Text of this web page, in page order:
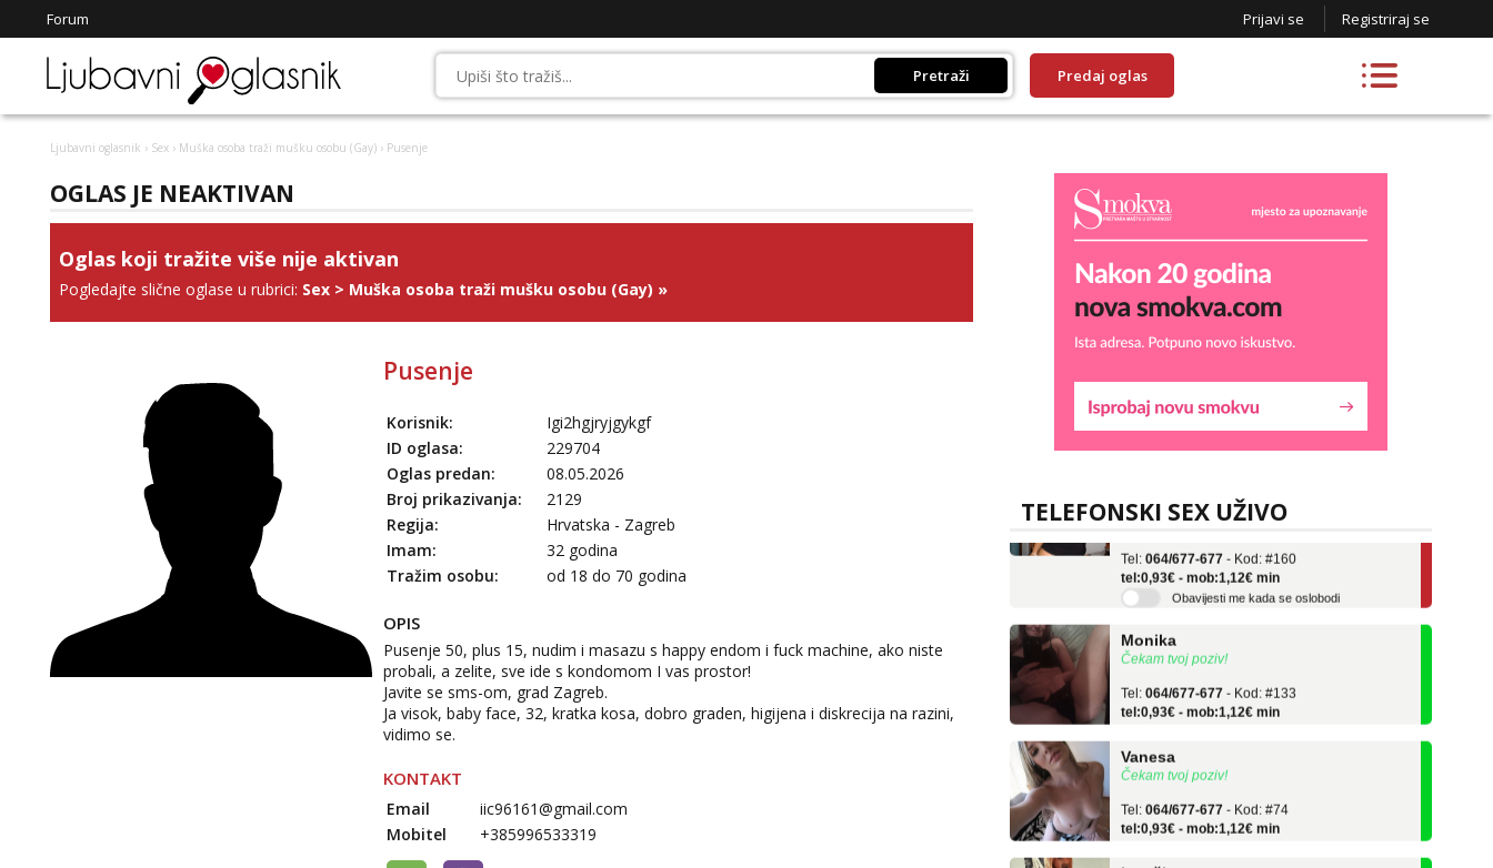
Forum Prijavi se Registriraj se
Pretraži Predaj oglas
Ljubavni oglasnik › Sex › Muška osoba traži mušku osobu (Gay) › Pusenje
OGLAS JE NEAKTIVAN
Oglas koji tražite više nije aktivan
Pogledajte slične oglase u rubrici: Sex > Muška osoba traži mušku osobu (Gay) »
Pusenje
Korisnik:
Igi2hgjryjgykgf
ID oglasa:
229704
Oglas predan:
08.05.2026
Broj prikazivanja:
2129
Regija:
Hrvatska - Zagreb
Imam:
32 godina
Tražim osobu:
od 18 do 70 godina
OPIS
Pusenje 50, plus 15, nudim i masazu s happy endom i fuck machine, ako niste
probali, a zelite, sve ide s kondomom I vas prostor!
Javite se sms-om, grad Zagreb.
Ja visok, baby face, 32, kratka kosa, dobro graden, higijena i diskrecija na razini,
vidimo se.
KONTAKT
Email
iic96161@gmail.com
Mobitel
+385996533319
TELEFONSKI SEX UŽIVO
Kristina
Učiteljica iz predgrađa traži...
tel:0,93€ - mob:1,12€ min
Obavijesti me kada se oslobodi
Čekam tvoj poziv!
064/677-677
tel:0,93€ - mob:1,12€ min
Čekam tvoj poziv!
064/677-677
tel:0,93€ - mob:1,12€ min